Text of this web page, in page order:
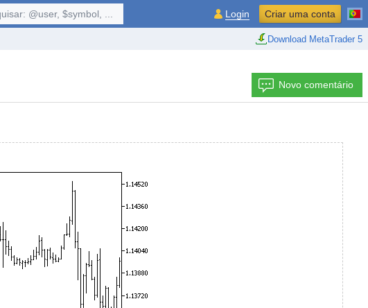
Download MetaTrader 5
@user, $symbol, ... Login Criar uma conta
Novo comentário